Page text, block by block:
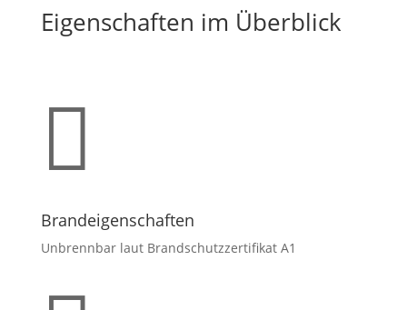
Eigenschaften im Überblick

Brandeigenschaften
Unbrennbar laut Brandschutzzertifikat A1